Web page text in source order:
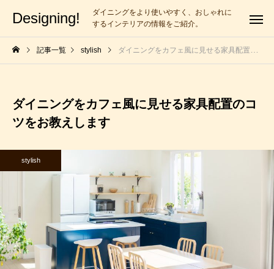
Designing!
ダイニングをより使いやすく、おしゃれに
するインテリアの情報をご紹介。
記事一覧 stylish ダイニングをカフェ風に見せる家具配置のコツをお教えします
ダイニングをカフェ風に見せる家具配置のコ
ツをお教えします
stylish